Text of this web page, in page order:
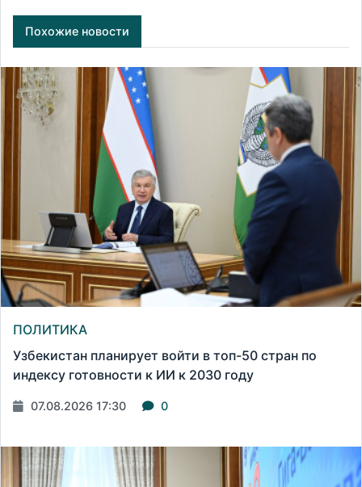
Похожие новости
ПОЛИТИКА
Узбекистан планирует войти в топ-50 стран по
индексу готовности к ИИ к 2030 году
07.08.2026 17:30 0